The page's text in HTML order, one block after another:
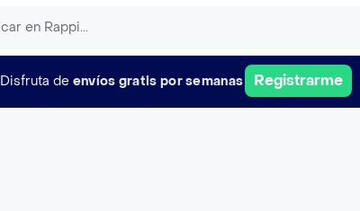
Disfruta de envíos gratis por semanas Registrarme